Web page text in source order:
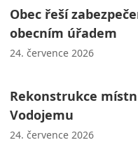
Obec řeší
obecním úřadem
24. července 2026
Rekonstrukce
Vodojemu
24. července 2026